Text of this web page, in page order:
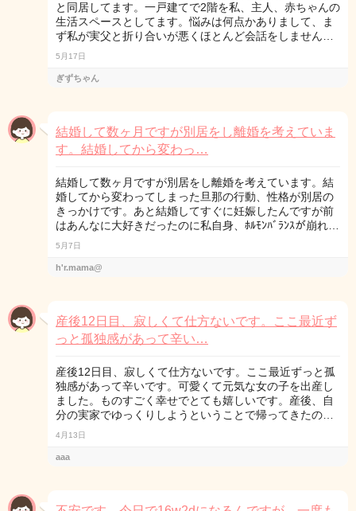
と同居してます。一戸建てで2階を私、主人、赤ちゃんの
生活スペースとしてます。悩みは何点かありまして、ま
ず私が実父と折り合いが悪くほとんど会話をしません…
5月17日
ぎずちゃん
結婚して数ヶ月ですが別居をし離婚を考えていま
す。結婚してから変わっ…
結婚して数ヶ月ですが別居をし離婚を考えています。結
婚してから変わってしまった旦那の行動、性格が別居の
きっかけです。あと結婚してすぐに妊娠したんですが前
はあんなに大好きだったのに私自身、ﾎﾙﾓﾝﾊﾞﾗﾝｽが崩れ…
5月7日
h'r.mama@
産後12日目、寂しくて仕方ないです。ここ最近ず
っと孤独感があって辛い…
産後12日目、寂しくて仕方ないです。ここ最近ずっと孤
独感があって辛いです。可愛くて元気な女の子を出産し
ました。ものすごく幸せでとても嬉しいです。産後、自
分の実家でゆっくりしようということで帰ってきたの…
4月13日
aaa